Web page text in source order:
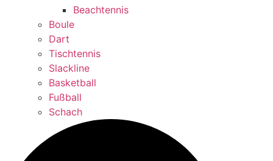
Beachtennis
Boule
Dart
Tischtennis
Slackline
Basketball
Fußball
Schach